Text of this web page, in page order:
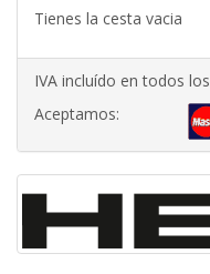
Tienes la cesta vacia
IVA incluído en todos
Aceptamos: